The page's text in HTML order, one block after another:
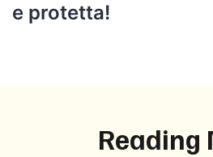
e protetta!
Reading